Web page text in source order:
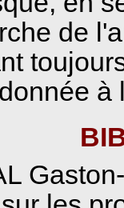
de
à